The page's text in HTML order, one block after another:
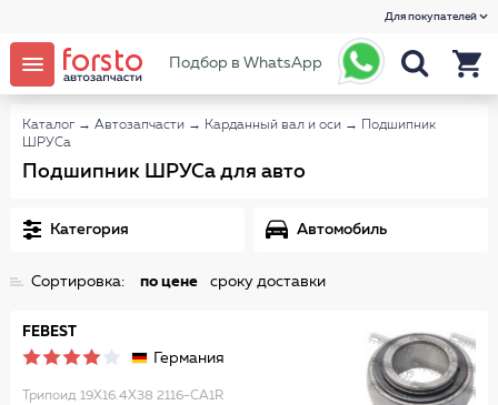
Для покупателей
Подбор в WhatsApp
Каталог → Автозапчасти → Карданный вал и оси →
Подшипник
ШРУСа
Подшипник ШРУСа для авто
Категория Автомобиль
Сортировка: по цене сроку доставки
FEBEST
Германия
Трипоид 19X16.4X38 2116-CA1R